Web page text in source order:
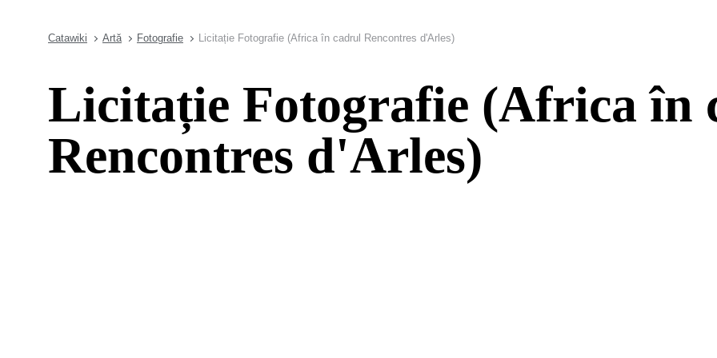
Catawiki Artă Fotografie Licitație Fotografie (Africa în cadrul Rencontres d'Arles)
Licitație Fotografie (Africa în
Rencontres d'Arles)